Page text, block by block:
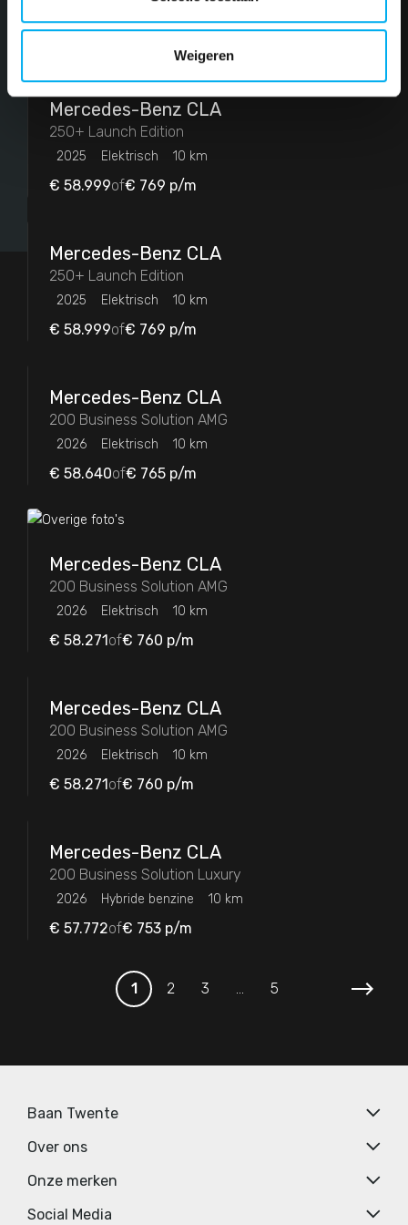
Weigeren
Baan Twente - Hengelo - Mercedes
Baan Twente - Rijssen - Mercedes
Mercedes-Benz CLA
250+ Launch Edition
2025 Elektrisch 10 km
€ 58.999of€ 769 p/m
Mercedes-Benz CLA
250+ Launch Edition
2025 Elektrisch 10 km
€ 58.999of€ 769 p/m
Mercedes-Benz CLA
200 Business Solution AMG
2026 Elektrisch 10 km
€ 58.640of€ 765 p/m
Mercedes-Benz CLA
200 Business Solution AMG
2026 Elektrisch 10 km
€ 58.271of€ 760 p/m
Mercedes-Benz CLA
200 Business Solution AMG
2026 Elektrisch 10 km
€ 58.271of€ 760 p/m
Mercedes-Benz CLA
200 Business Solution Luxury
2026 Hybride benzine 10 km
€ 57.772of€ 753 p/m
1 2 3 ... 5
Baan Twente
Over ons
Onze merken
Social Media